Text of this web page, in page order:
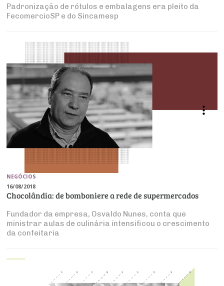
Padronização de rótulos e embalagens era pleito da
FecomercioSP e do Sincamesp
NEGÓCIOS
16/08/2018
Chocolândia: de bomboniere a rede de supermercados
Fundador da empresa, Osvaldo Nunes, conta que
ministrar aulas de culinária intensificou o crescimento
da confeitaria